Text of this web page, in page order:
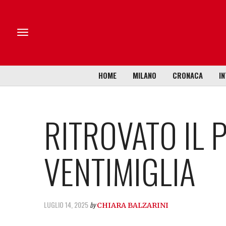
HOME MILANO CRONACA
RITROVATO IL
VENTIMIGLIA
LUGLIO 14, 2025by CHIARA BALZARINI